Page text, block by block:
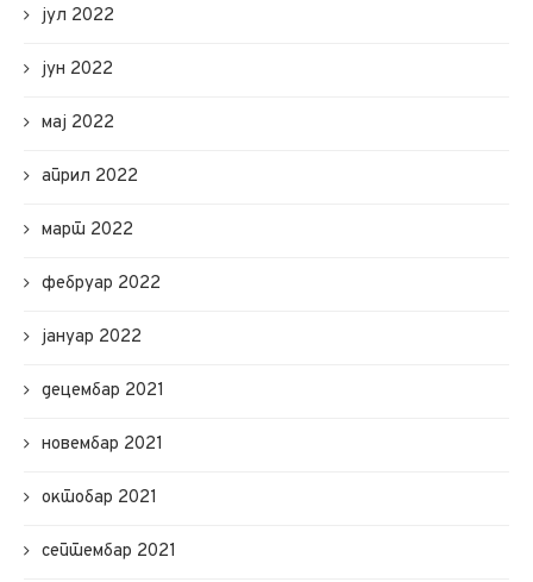
јул 2022
јун 2022
мај 2022
април 2022
март 2022
фебруар 2022
јануар 2022
децембар 2021
новембар 2021
октобар 2021
септембар 2021